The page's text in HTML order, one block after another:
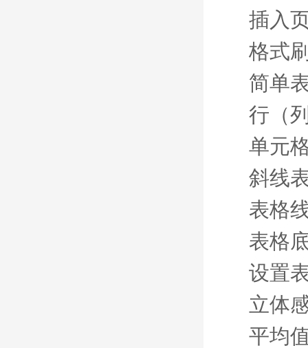
插入
格式
简单
行（
单元
斜线
表格
表格
设置
立体
平均